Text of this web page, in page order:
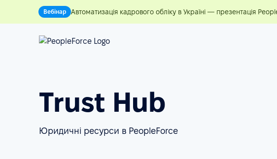
Вебінар Автоматизація кадрового обліку в Україні — презентація
Trust Hub
Юридичні ресурси в PeopleForce